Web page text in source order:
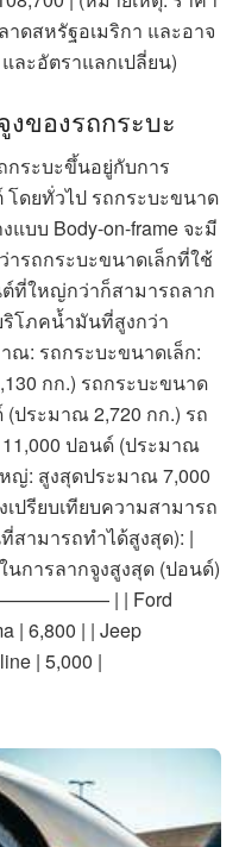
ดสหรัฐอเมริกา และอาจ
ละอัตราแลกเปลี่ยน)
ของรถกระบะ
กระบะขึ้นอยู่กับการ
โดยทั่วไป รถกระบะขนาด
บบ Body-on-frame จะมี
รถกระบะขนาดเล็กที่ใช้
ต์ที่ใหญ่กว่าก็สามารถลาก
โภคน้ำมันที่สูงกว่า
ณ: รถกระบะขนาดเล็ก:
กก.) รถกระบะขนาด
ประมาณ 2,720 กก.) รถ
ปอนด์ (ประมาณ
ญ่: สูงสุดประมาณ 7,000
ปรียบเทียบความสามารถ
สามารถทำได้สูงสุด): |
การลากจูงสูงสุด (ปอนด์)
| | Ford
| 6,800 | | Jeep
| 5,000 |